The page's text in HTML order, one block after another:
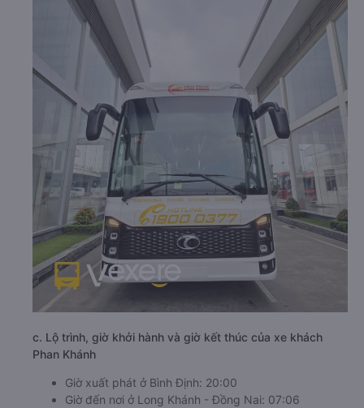
c. Lộ trình, giờ khởi hành và giờ kết thúc của xe khách
Phan Khánh
Giờ xuất phát ở Bình Định: 20:00
Giờ đến nơi ở Long Khánh - Đồng Nai: 07:06